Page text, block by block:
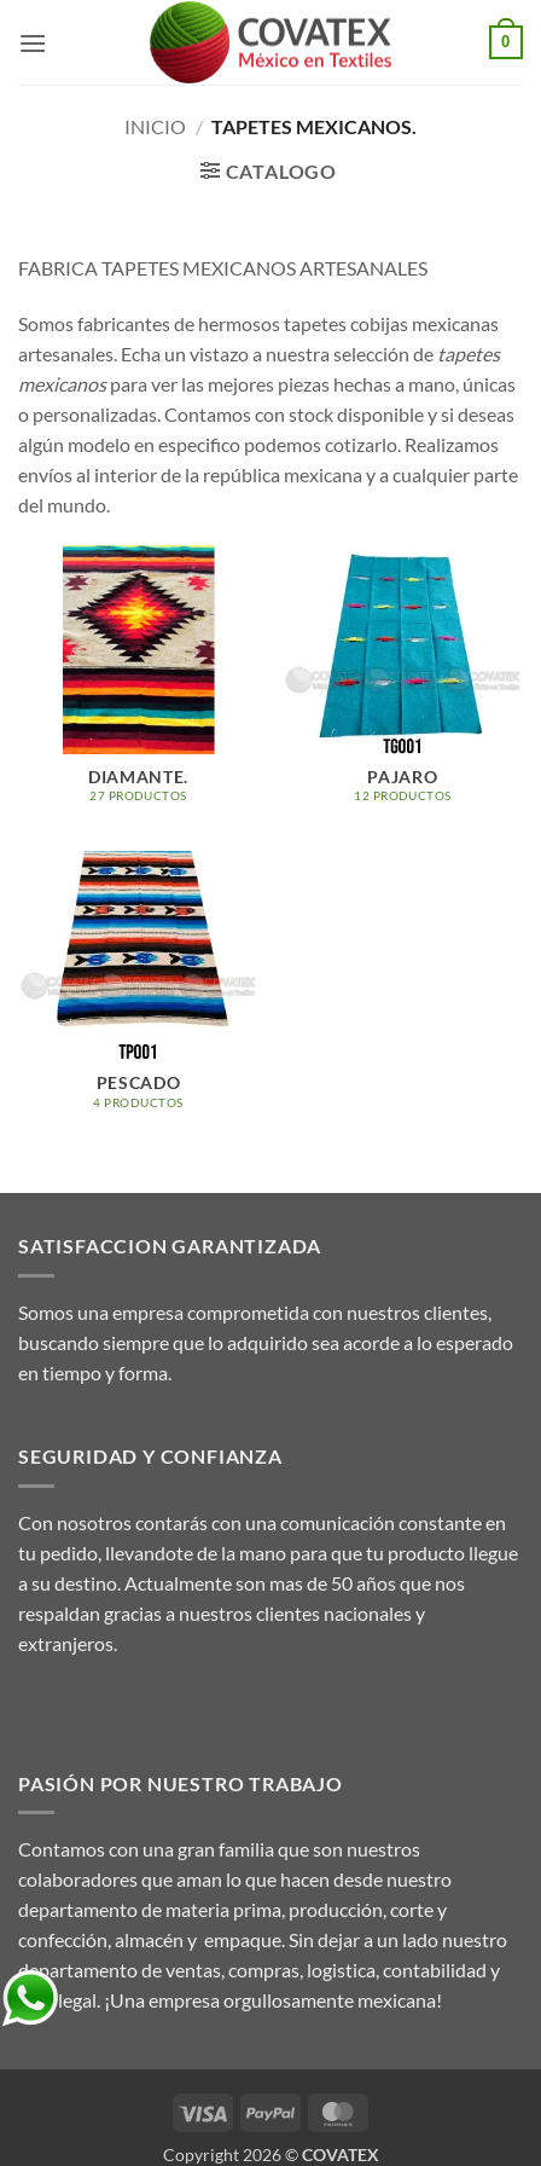
0
INICIO / TAPETES MEXICANOS.
CATALOGO
FABRICA TAPETES MEXICANOS ARTESANALES
Somos fabricantes de hermosos tapetes cobijas mexicanas
artesanales. Echa un vistazo a nuestra selección de tapetes
mexicanospara ver las mejores piezas hechas a mano, únicas
o personalizadas. Contamos con stock disponible y si deseas
algún modelo en especifico podemos cotizarlo. Realizamos
envíos al interior de la república mexicana y a cualquier parte
del mundo.
DIAMANTE.
27 PRODUCTOS
PAJARO
12 PRODUCTOS
PESCADO
4 PRODUCTOS
SATISFACCION GARANTIZADA
Somos una empresa comprometida con nuestros clientes,
buscando siempre que lo adquirido sea acorde a lo esperado
en tiempo y forma.
SEGURIDAD Y CONFIANZA
Con nosotros contarás con una comunicación constante en
tu pedido, llevandote de la mano para que tu producto llegue
a su destino. Actualmente son mas de 50 años que nos
respaldan gracias a nuestros clientes nacionales y
extranjeros.
PASIÓN POR NUESTRO TRABAJO
Contamos con una gran familia que son nuestros
colaboradores que aman lo que hacen desde nuestro
departamento de materia prima, producción, corte y
confección, almacén y empaque. Sin dejar a un lado nuestro
departamento de ventas, compras, logistica, contabilidad y
area legal. ¡Una empresa orgullosamente mexicana!
Visa PayPal
Copyright 2026 ©COVATEX